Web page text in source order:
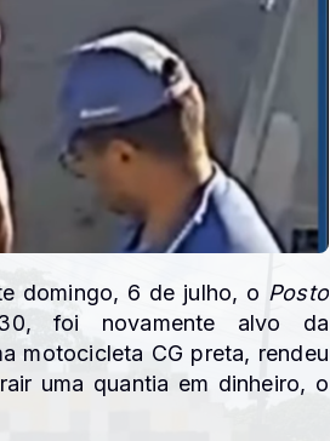
domingo, 6 de julho, o Posto
foi novamente alvo da
motocicleta CG preta, rendeu
uma quantia em dinheiro, o